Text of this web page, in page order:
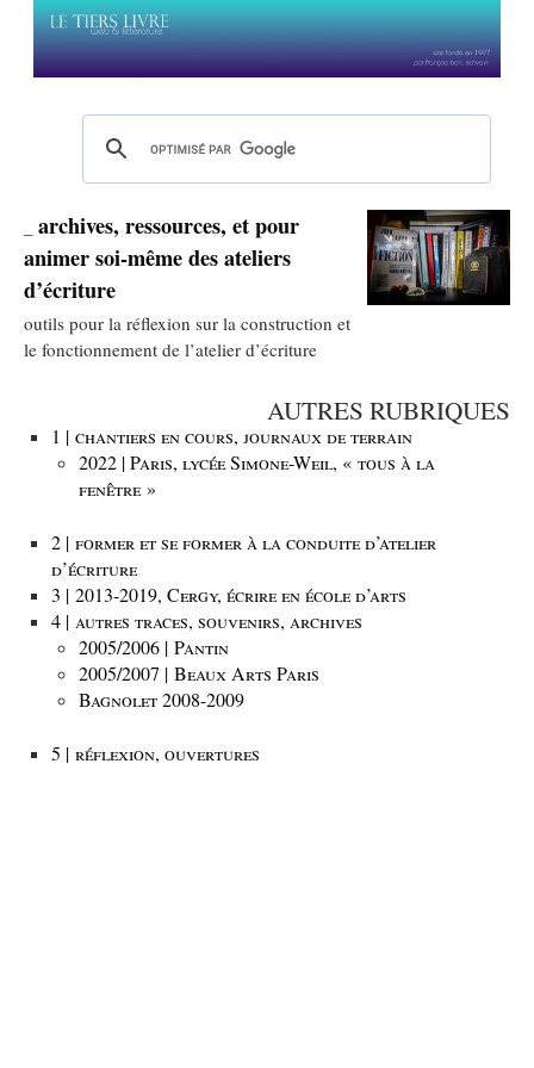
archives, ressources, et pour
animer soi-même des ateliers
d’écriture
outils pour la réflexion sur la construction et
le fonctionnement de l’atelier d’écriture
AUTRES RUBRIQUES
1 | chantiers en cours, journaux de terrain
2022 | Paris, lycée Simone-Weil, « tous à la
fenêtre »
2 | former et se former à la conduite d’atelier
d’écriture
3 | 2013-2019, Cergy, écrire en école d’arts
4 | autres traces, souvenirs, archives
2005/2006 | Pantin
2005/2007 | Beaux Arts Paris
Bagnolet 2008-2009
5 | réflexion, ouvertures